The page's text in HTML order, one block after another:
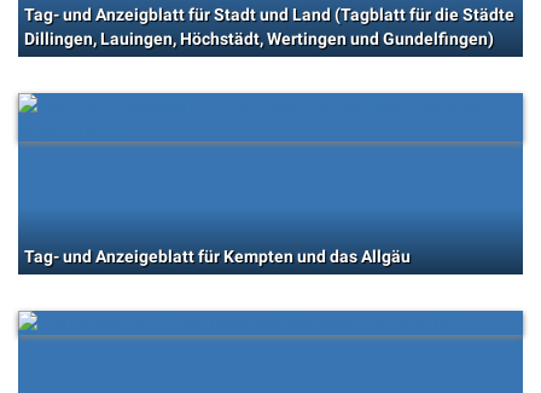
Tag- und Anzeigblatt für Stadt und Land (Tagblatt für die Städte
Dillingen, Lauingen, Höchstädt, Wertingen und Gundelfingen)
Tag- und Anzeigeblatt für Kempten und das Allgäu